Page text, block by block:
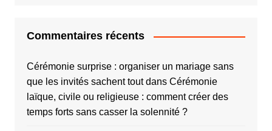
Commentaires récents
Cérémonie surprise : organiser un mariage sans
que les invités sachent toutdans Cérémonie
laïque, civile ou religieuse : comment créer des
temps forts sans casser la solennité ?